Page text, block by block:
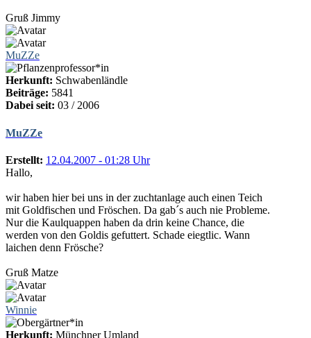
Gruß Jimmy
MuZZe
Herkunft: Schwabenländle
Beiträge: 5841
Dabei seit: 03 / 2006
MuZZe
Erstellt: 12.04.2007 - 01:28 Uhr
Hallo,
wir haben hier bei uns in der zuchtanlage auch einen Teich
mit Goldfischen und Fröschen. Da gab´s auch nie Probleme.
Nur die Kaulquappen haben da drin keine Chance, die
werden von den Goldis gefuttert. Schade eiegtlic. Wann
laichen denn Frösche?
Gruß Matze
Winnie
Herkunft: Münchner Umland